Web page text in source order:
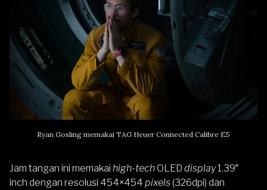
Ryan Gosling memakai TAG Heuer Connected Calibre E5
Jam tangan ini memakai high-techOLED display1.39″
inch dengan resolusi 454×454 pixels(326dpi) dan